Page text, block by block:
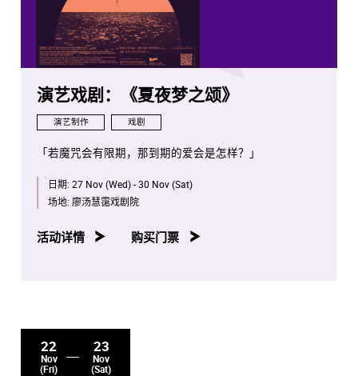
演艺戏剧：《夏夜梦之颂》
演艺制作 戏剧
「若魔咒会有限期，那到期的爱会是怎样？」
日期: 27 Nov (Wed) - 30 Nov (Sat)
场地: 廖汤慧霭戏剧院
活动详情 购买门票
22
Nov
(Fri)
23
Nov
(Sat)